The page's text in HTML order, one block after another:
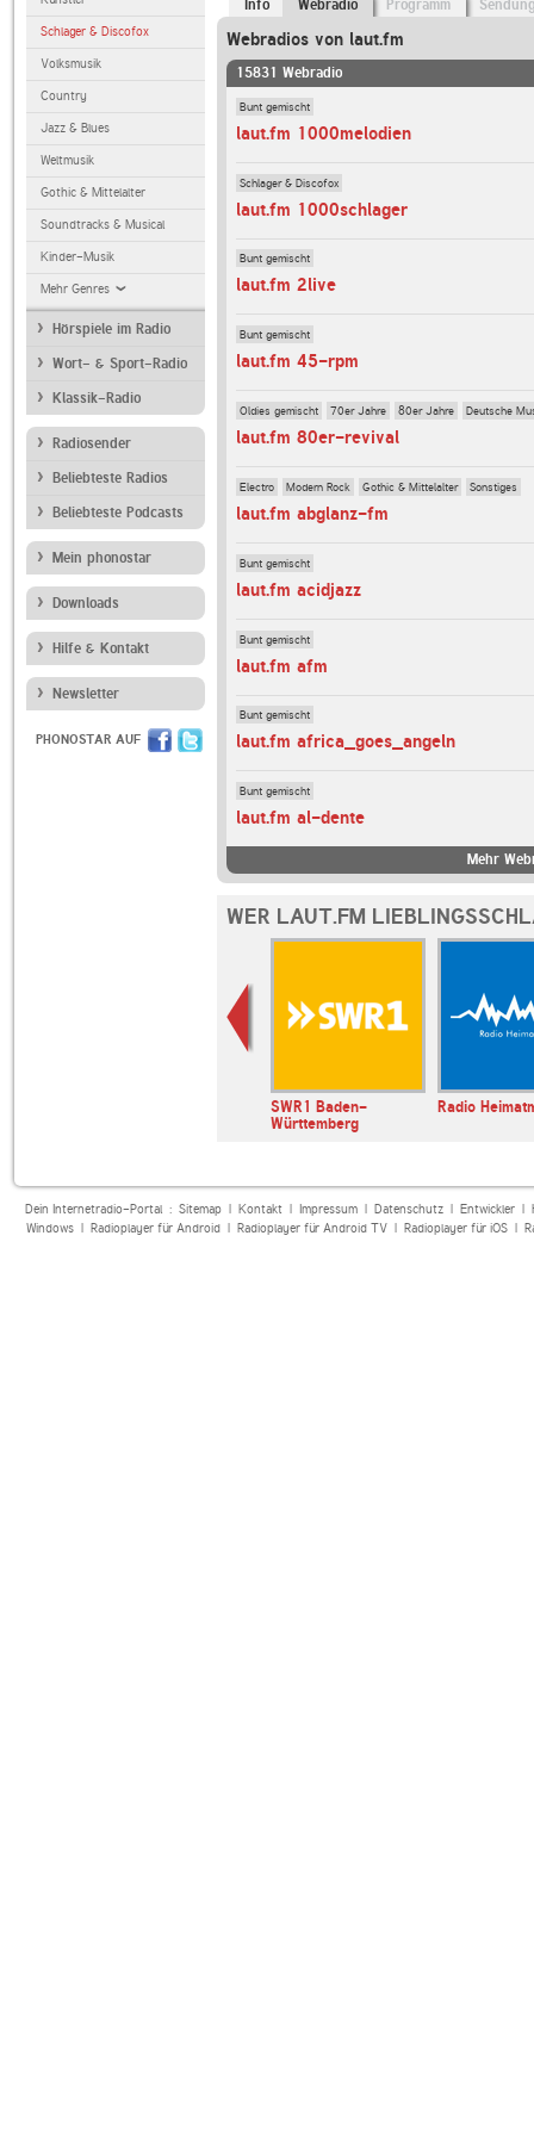
Schlager & Discofox
Volksmusik
Country
Jazz & Blues
Weltmusik
Gothic & Mittelalter
Soundtracks & Musical
Kinder-Musik
Mehr Genres
Hörspiele im Radio
Wort- & Sport-Radio
Klassik-Radio
Radiosender
Beliebteste Radios
Beliebteste Podcasts
Mein phonostar
Downloads
Hilfe & Kontakt
Newsletter
PHONOSTAR AUF
Info Webradio Programm
Webradios von laut.fm
15831 Webradio
Bunt gemischt
laut.fm 1000melodien
Schlager & Discofox
laut.fm 1000schlager
Bunt gemischt
laut.fm 2live
Bunt gemischt
laut.fm 45-rpm
Oldies gemischt 70er Jahre 80er Jahre Deutsche
laut.fm 80er-revival
Electro Modern Rock Gothic & Mittelalter Sonstiges
laut.fm abglanz-fm
Bunt gemischt
laut.fm acidjazz
Bunt gemischt
laut.fm afm
Bunt gemischt
laut.fm africa_goes_angeln
Bunt gemischt
laut.fm al-dente
Mehr
WER LAUT.FM
SWR1 Baden-
Württemberg
Radio
Dein Internetradio-Portal : Sitemap| Kontakt| Impressum| Datenschutz| Entwickler|
Windows| Radioplayer für Android| Radioplayer für Android TV| Radioplayer für iOS|